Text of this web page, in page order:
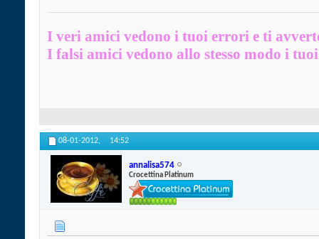
I veri amici vedono i tuoi errori e ti
I falsi amici vedono allo stesso modo i
08-01-2012, 14:52
annalisa574
Crocettina Platinum